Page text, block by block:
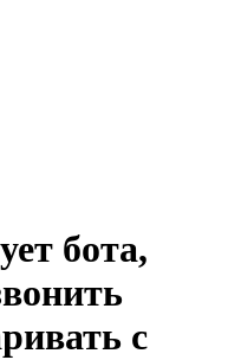
бота,
с